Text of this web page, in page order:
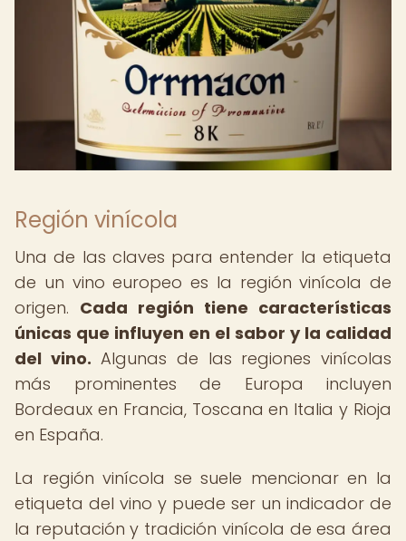
Región vinícola
Una de las claves para entender la etiqueta
de un vino europeo es la región vinícola de
origen. Cada región tiene características
únicas que influyen en el sabor y la calidad
del vino. Algunas de las regiones vinícolas
más prominentes de Europa incluyen
Bordeaux en Francia, Toscana en Italia y Rioja
en España.
La región vinícola se suele mencionar en la
etiqueta del vino y puede ser un indicador de
la reputación y tradición vinícola de esa área